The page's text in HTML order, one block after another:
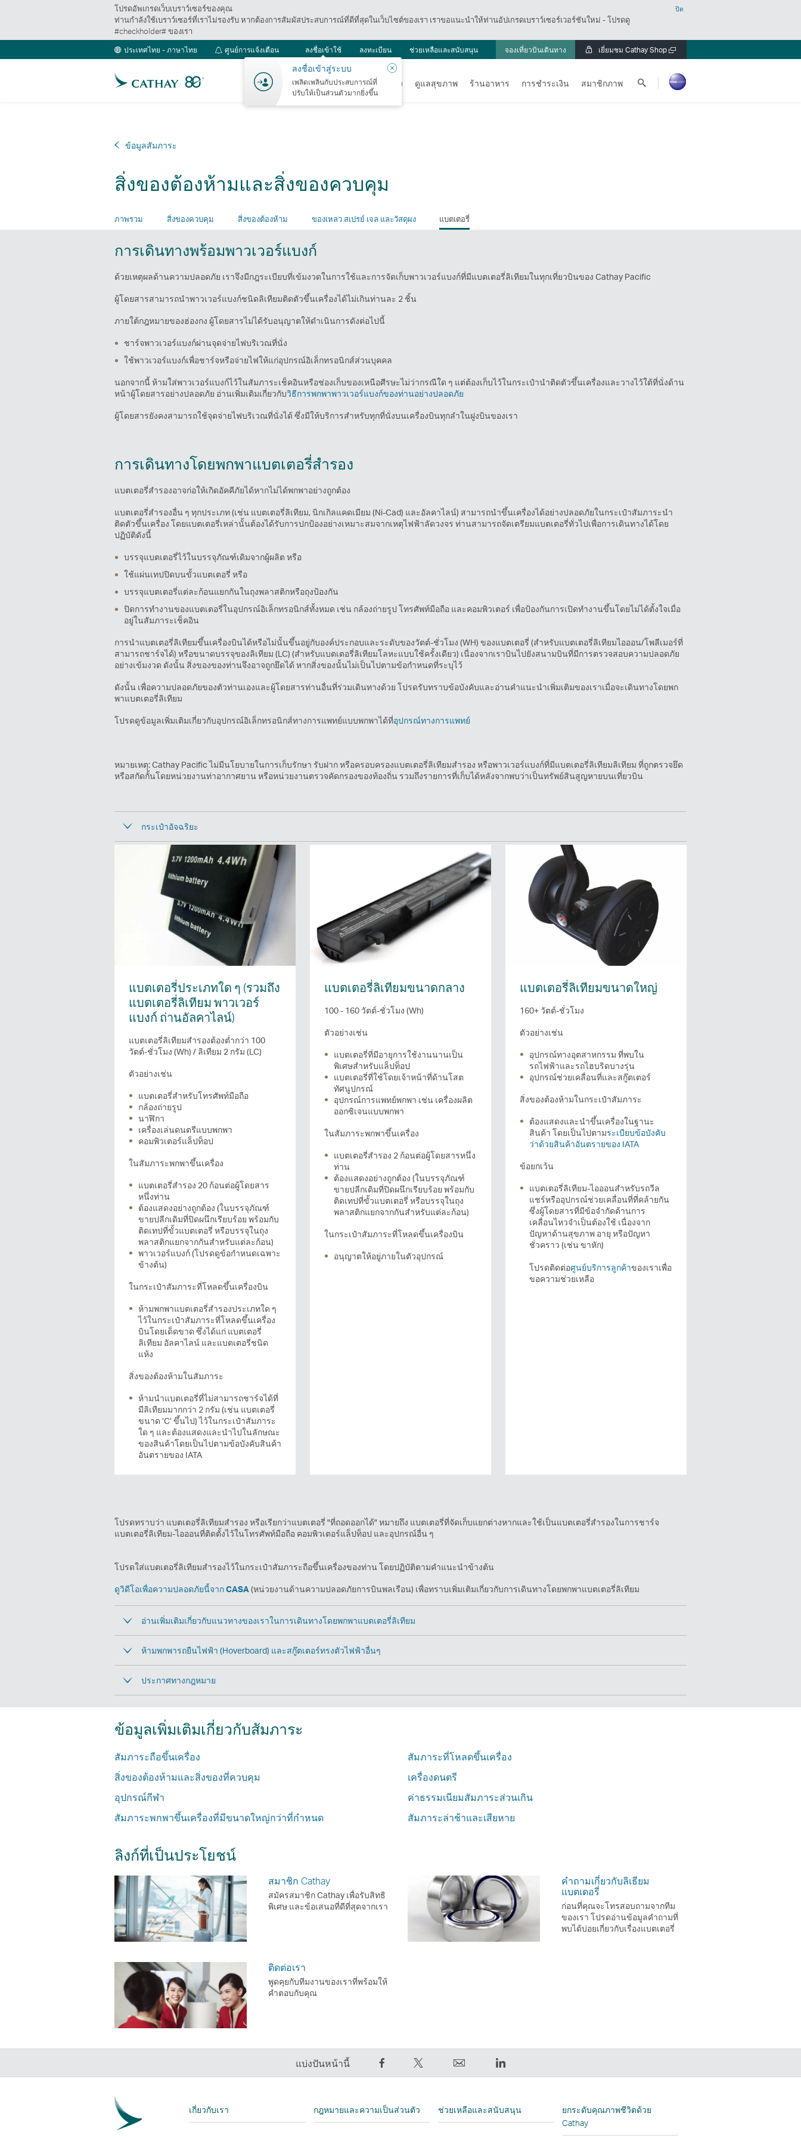
ปิด
โปรดอัพเกรดเว็บเบราว์เซอร์ของคุณ
ท่านกำลังใช้เบราว์เซอร์ที่เราไม่รองรับ หากต้องการสัมผัสประสบการณ์ที่ดีที่สุดในเว็บไซต์ของเรา เราขอแนะนำให้ท่านอัปเกรดเบราว์เซอร์เวอร์ชันใหม่ - โปรดดู
#checkholder# ของเรา
ประเทศไทย - ภาษาไทย ศูนย์การแจ้งเตือน
การ
เตือน
ลงชื่อเข้าใช้
ลงชื่อเข้าสู่ระบบ
เพลิดเพลินกับประสบการณ์ที่
ปรับให้เป็นส่วนตัวมากยิ่งขึ้น
ปิด
ลงทะเบียน ช่วยเหลือและสนับสนุน จองเที่ยวบินเดินทาง เยี่ยมชม Cathay Shop
เปิด
ใหม่
เที่ยวบิน วันหยุด ช้อปปิ้ง ดูแลสุขภาพ ร้านอาหาร การชำระเงิน สมาชิกภาพ
Cathay
ข้อมูลสัมภาระ
สิ่งของต้องห้ามและสิ่งของควบคุม
ภาพรวม สิ่งของควบคุม สิ่งของต้องห้าม ของเหลว สเปรย์ เจล และวัสดุผง แบตเตอรี่
การเดินทางพร้อมพาวเวอร์แบงก์
ด้วยเหตุผลด้านความปลอดภัย เราจึงมีกฎระเบียบที่เข้มงวดในการใช้และการจัดเก็บพาวเวอร์แบงก์ที่มีแบตเตอรี่ลิเทียมในทุกเที่ยวบินของ Cathay Pacific
ผู้โดยสารสามารถนำพาวเวอร์แบงก์ชนิดลิเทียมติดตัวขึ้นเครื่องได้ไม่เกินท่านละ 2 ชิ้น
ภายใต้กฎหมายของฮ่องกง ผู้โดยสารไม่ได้รับอนุญาตให้ดำเนินการดังต่อไปนี้
ชาร์จพาวเวอร์แบงก์ผ่านจุดจ่ายไฟบริเวณที่นั่ง
ใช้พาวเวอร์แบงก์เพื่อชาร์จหรือจ่ายไฟให้แก่อุปกรณ์อิเล็กทรอนิกส์ส่วนบุคคล
นอกจากนี้ ห้ามใส่พาวเวอร์แบงก์ไว้ในสัมภาระเช็คอินหรือช่องเก็บของเหนือศีรษะไม่ว่ากรณีใด ๆ แต่ต้องเก็บไว้ในกระเป๋านําติดตัวขึ้นเครื่องและวางไว้ใต้ที่นั่งด้าน
หน้าผู้โดยสารอย่างปลอดภัย อ่านเพิ่มเติมเกี่ยวกับวิธีการพกพาพาวเวอร์แบงก์ของท่านอย่างปลอดภัย
ผู้โดยสารยังคงสามารถใช้จุดจ่ายไฟบริเวณที่นั่งได้ ซึ่งมีให้บริการสำหรับทุกที่นั่งบนเครื่องบินทุกลําในฝูงบินของเรา
การเดินทางโดยพกพาแบตเตอรี่สำรอง
แบตเตอรี่สำรองอาจก่อให้เกิดอัคคีภัยได้หากไม่ได้พกพาอย่างถูกต้อง
แบตเตอรี่สำรองอื่น ๆ ทุกประเภท (เช่น แบตเตอรี่ลิเทียม, นิกเกิลแคดเมียม (Ni-Cad) และอัลคาไลน์) สามารถนำขึ้นเครื่องได้อย่างปลอดภัยในกระเป๋าสัมภาระนำ
ติดตัวขึ้นเครื่อง โดยแบตเตอรี่เหล่านั้นต้องได้รับการปกป้องอย่างเหมาะสมจากเหตุไฟฟ้าลัดวงจร ท่านสามารถจัดเตรียมแบตเตอรี่ทั่วไปเพื่อการเดินทางได้โดย
ปฏิบัติดังนี้
บรรจุแบตเตอรี่ไว้ในบรรจุภัณฑ์เดิมจากผู้ผลิต หรือ
ใช้แผ่นเทปปิดบนขั้วแบตเตอรี่ หรือ
บรรจุแบตเตอรี่แต่ละก้อนแยกกันในถุงพลาสติกหรือถุงป้องกัน
ปิดการทำงานของแบตเตอรี่ในอุปกรณ์อิเล็กทรอนิกส์ทั้งหมด เช่น กล้องถ่ายรูป โทรศัพท์มือถือ และคอมพิวเตอร์ เพื่อป้องกันการเปิดทำงานขึ้นโดยไม่ได้ตั้งใจเมื่อ
อยู่ในสัมภาระเช็คอิน
การนำแบตเตอรี่ลิเทียมขึ้นเครื่องบินได้หรือไม่นั้นขึ้นอยู่กับองค์ประกอบและระดับของวัตต์-ชั่วโมง (WH) ของแบตเตอรี่ (สำหรับแบตเตอรี่ลิเทียมไอออน/โพลีเมอร์ที่
สามารถชาร์จได้) หรือขนาดบรรจุของลิเทียม (LC) (สำหรับแบตเตอรี่ลิเทียมโลหะแบบใช้ครั้งเดียว) เนื่องจากเราบินไปยังสนามบินที่มีการตรวจสอบความปลอดภัย
อย่างเข้มงวด ดังนั้น สิ่งของของท่านจึงอาจถูกยึดได้ หากสิ่งของนั้นไม่เป็นไปตามข้อกำหนดที่ระบุไว้
ดังนั้น เพื่อความปลอดภัยของตัวท่านเองและผู้โดยสารท่านอื่นที่ร่วมเดินทางด้วย โปรดรับทราบข้อบังคับและอ่านคำแนะนำเพิ่มเติมของเราเมื่อจะเดินทางโดยพก
พาแบตเตอรี่ลิเทียม
โปรดดูข้อมูลเพิ่มเติมเกี่ยวกับอุปกรณ์อิเล็กทรอนิกส์ทางการแพทย์แบบพกพาได้ที่อุปกรณ์ทางการแพทย์
หมายเหตุ: Cathay Pacific ไม่มีนโยบายในการเก็บรักษา รับฝาก หรือครอบครองแบตเตอรี่ลิเทียมสํารอง หรือพาวเวอร์แบงก์ที่มีแบตเตอรี่ลิเทียมลิเทียม ที่ถูกตรวจยึด
หรือสกัดกั้นโดยหน่วยงานท่าอากาศยาน หรือหน่วยงานตรวจคัดกรองของท้องถิ่น รวมถึงรายการที่เก็บได้หลังจากพบว่าเป็นทรัพย์สินสูญหายบนเที่ยวบิน
กระเป๋าอัจฉริยะ
แบตเตอรี่ประเภทใด ๆ (รวมถึง
แบตเตอรี่ลิเทียม พาวเวอร์
แบงก์ ถ่านอัลคาไลน์)
แบตเตอรี่ลิเทียมสำรองต้องต่ำกว่า 100
วัตต์-ชั่วโมง (Wh) / ลิเทียม 2 กรัม (LC)
ตัวอย่างเช่น
แบตเตอรี่สำหรับโทรศัพท์มือถือ
กล้องถ่ายรูป
นาฬิกา
เครื่องเล่นดนตรีแบบพกพา
คอมพิวเตอร์แล็ปท็อป
ในสัมภาระพกพาขึ้นเครื่อง
แบตเตอรี่สำรอง 20 ก้อนต่อผู้โดยสาร
หนึ่งท่าน
ต้องแสดงอย่างถูกต้อง (ในบรรจุภัณฑ์
ขายปลีกเดิมที่ปิดผนึกเรียบร้อย พร้อมกับ
ติดเทปที่ขั้วแบตเตอรี่ หรือบรรจุในถุง
พลาสติกแยกจากกันสำหรับแต่ละก้อน)
พาวเวอร์แบงก์ (โปรดดูข้อกําหนดเฉพาะ
ข้างต้น)
ในกระเป๋าสัมภาระที่โหลดขึ้นเครื่องบิน
ห้ามพกพาแบตเตอรี่สํารองประเภทใด ๆ
ไว้ในกระเป๋าสัมภาระที่โหลดขึ้นเครื่อง
บินโดยเด็ดขาด ซึ่งได้แก่ แบตเตอรี่
ลิเทียม อัลคาไลน์ และแบตเตอรี่ชนิด
แห้ง
สิ่งของต้องห้ามในสัมภาระ
ห้ามนำแบตเตอรี่ที่ไม่สามารถชาร์จได้ที่
มีลิเทียมมากกว่า 2 กรัม (เช่น แบตเตอรี่
ขนาด ‘C’ ขึ้นไป) ไว้ในกระเป๋าสัมภาระ
ใด ๆ และต้องแสดงและนำไปในลักษณะ
ของสินค้าโดยเป็นไปตามข้อบังคับสินค้า
อันตรายของ IATA
แบตเตอรี่ลิเทียมขนาดกลาง
100 - 160 วัตต์-ชั่วโมง (Wh)
ตัวอย่างเช่น
แบตเตอรี่ที่มีอายุการใช้งานนานเป็น
พิเศษสำหรับแล็ปท็อป
แบตเตอรี่ที่ใช้โดยเจ้าหน้าที่ด้านโสต
ทัศนูปกรณ์
อุปกรณ์การแพทย์พกพา เช่น เครื่องผลิต
ออกซิเจนแบบพกพา
ในสัมภาระพกพาขึ้นเครื่อง
แบตเตอรี่สำรอง 2 ก้อนต่อผู้โดยสารหนึ่ง
ท่าน
ต้องแสดงอย่างถูกต้อง (ในบรรจุภัณฑ์
ขายปลีกเดิมที่ปิดผนึกเรียบร้อย พร้อมกับ
ติดเทปที่ขั้วแบตเตอรี่ หรือบรรจุในถุง
พลาสติกแยกจากกันสำหรับแต่ละก้อน)
ในกระเป๋าสัมภาระที่โหลดขึ้นเครื่องบิน
อนุญาตให้อยู่ภายในตัวอุปกรณ์
แบตเตอรี่ลิเทียมขนาดใหญ่
160+ วัตต์-ชั่วโมง
ตัวอย่างเช่น
อุปกรณ์ทางอุตสาหกรรม ที่พบใน
รถไฟฟ้าและรถไฮบริดบางรุ่น
อุปกรณ์ช่วยเคลื่อนที่และสกู๊ตเตอร์
สิ่งของต้องห้ามในกระเป๋าสัมภาระ
ต้องแสดงและนำขึ้นเครื่องในฐานะ
สินค้า โดยเป็นไปตามระเบียบข้อบังคับ
ว่าด้วยสินค้าอันตรายของ IATA
ข้อยกเว้น
แบตเตอรี่ลิเทียม-ไอออนสำหรับรถวีล
แชร์หรืออุปกรณ์ช่วยเคลื่อนที่ที่คล้ายกัน
ซึ่งผู้โดยสารที่มีข้อจำกัดด้านการ
เคลื่อนไหวจำเป็นต้องใช้ เนื่องจาก
ปัญหาด้านสุขภาพ อายุ หรือปัญหา
ชั่วคราว (เช่น ขาหัก)
โปรดติดต่อศูนย์บริการลูกค้าของเราเพื่อ
ขอความช่วยเหลือ
โปรดทราบว่า แบตเตอรี่ลิเทียมสำรอง หรือเรียกว่าแบตเตอรี่ "ที่ถอดออกได้" หมายถึง แบตเตอรี่ที่จัดเก็บแยกต่างหากและใช้เป็นแบตเตอรี่สำรองในการชาร์จ
แบตเตอรี่ลิเทียม-ไอออนที่ติดตั้งไว้ในโทรศัพท์มือถือ คอมพิวเตอร์แล็ปท็อป และอุปกรณ์อื่น ๆ
โปรดใส่แบตเตอรี่ลิเทียมสำรองไว้ในกระเป๋าสัมภาระถือขึ้นเครื่องของท่าน โดยปฏิบัติตามคำแนะนำข้างต้น
ดูวิดีโอเพื่อความปลอดภัยนี้จาก CASA (หน่วยงานด้านความปลอดภัยการบินพลเรือน) เพื่อทราบเพิ่มเติมเกี่ยวกับการเดินทางโดยพกพาแบตเตอรี่ลิเทียม
อ่านเพิ่มเติมเกี่ยวกับแนวทางของเราในการเดินทางโดยพกพาแบตเตอรี่ลิเทียม
ห้ามพกพารถยืนไฟฟ้า (Hoverboard) และสกู๊ตเตอร์ทรงตัวไฟฟ้าอื่นๆ
ประกาศทางกฎหมาย
ข้อมูลเพิ่มเติมเกี่ยวกับสัมภาระ
สัมภาระถือขึ้นเครื่อง
สัมภาระที่โหลดขึ้นเครื่อง
สิ่งของต้องห้ามและสิ่งของที่ควบคุม
เครื่องดนตรี
อุปกรณ์กีฬา
ค่าธรรมเนียมสัมภาระส่วนเกิน
สัมภาระพกพาขึ้นเครื่องที่มีขนาดใหญ่กว่าที่กำหนด
สัมภาระล่าช้าและเสียหาย
ลิงก์ที่เป็นประโยชน์
สมาชิก Cathay
สมัครสมาชิก Cathay เพื่อรับสิทธิ
พิเศษ และข้อเสนอที่ดีที่สุดจากเรา
คำถามเกี่ยวกับลิเธียม
แบตเตอรี่
ก่อนที่คุณจะโทรสอบถามจากทีม
ของเรา โปรดอ่านข้อมูลคำถามที่
พบได้บ่อยเกี่ยวกับเรื่องแบตเตอรี่
ติดต่อเรา
พูดคุยกับทีมงานของเราที่พร้อมให้
คำตอบกับคุณ
แบ่งปันหน้านี้
แชร์
Facebook
Tweet
ต่อ
LinkedIn
ลิงก์
ขึ้น
เกี่ยวกับเรา กฎหมายและความเป็นส่วนตัว ช่วยเหลือและสนับสนุน
ยกระดับคุณภาพชีวิตด้วย
Cathay